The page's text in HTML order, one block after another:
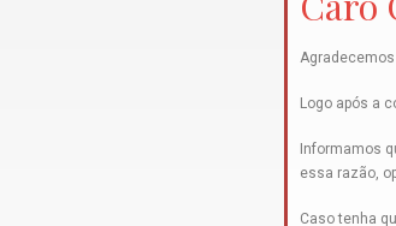
Logo após a
Informamos
essa razão,
Caso tenha